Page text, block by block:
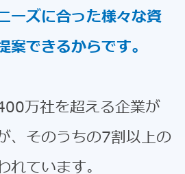
ーズに合った様々な資
できるからです。
万社を超える企業が
、そのうちの7割以上の
ています。